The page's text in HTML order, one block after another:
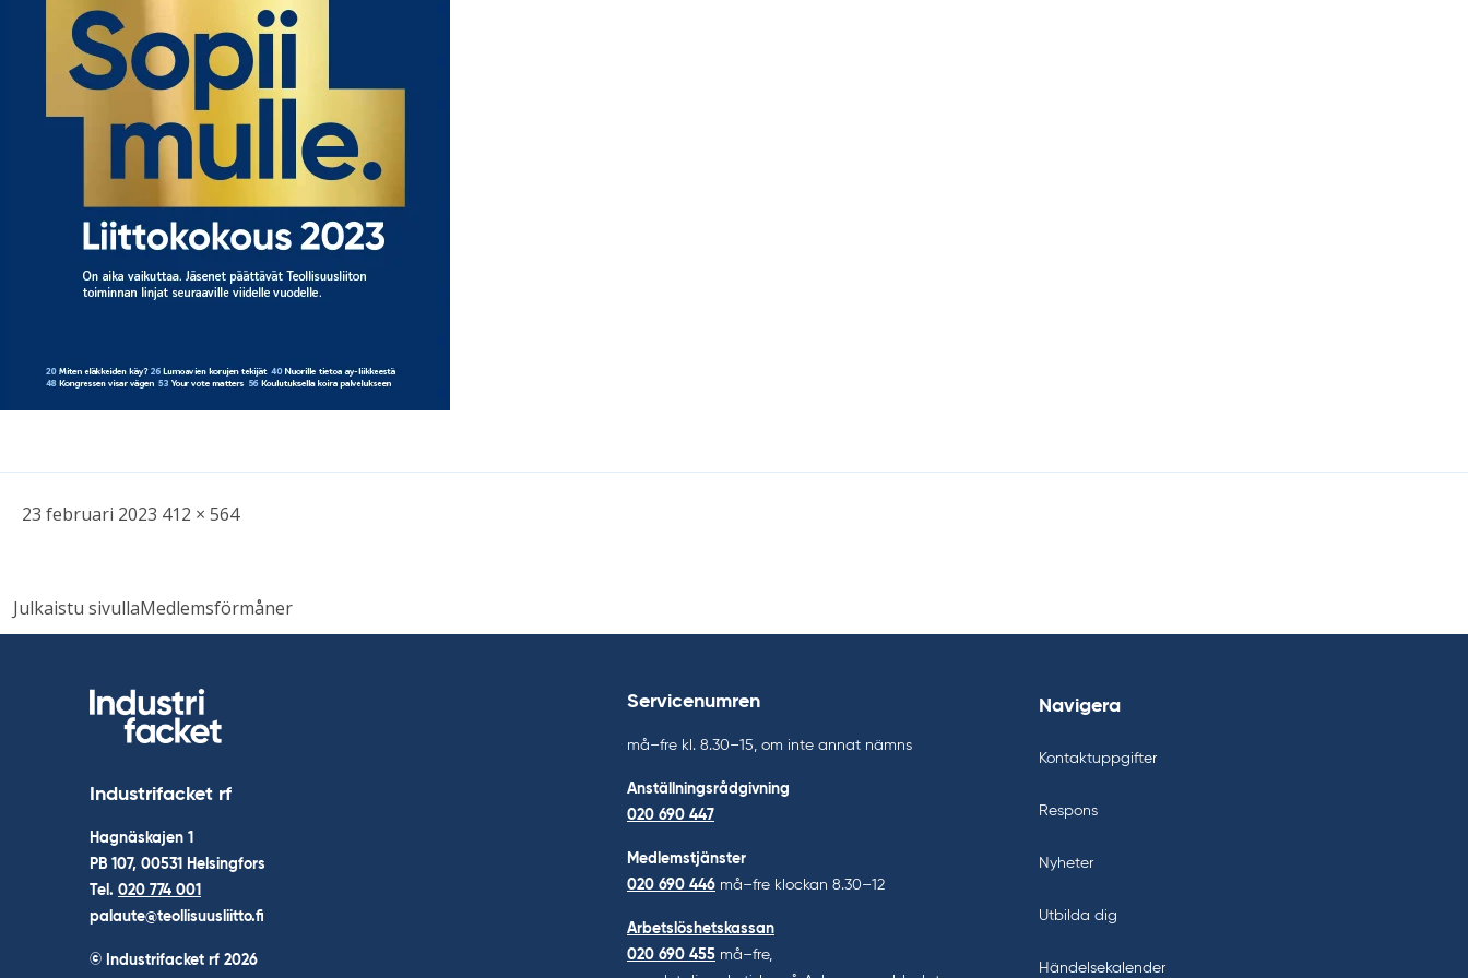
Skriven
23 februari 2023 Bild
storlek
412 × 564
Inläggsnavigering
Julkaistu sivullaMedlemsförmåner
Industrifacket rf
Hagnäskajen 1
PB 107, 00531 Helsingfors
Tel. 020 774 001
palaute@teollisuusliitto.fi
© Industrifacket rf 2026
Servicenumren
må–fre kl. 8.30–15, om inte annat nämns
Anställningsrådgivning
020 690 447
Medlemstjänster
020 690 446 må–fre klockan 8.30–12
Arbetslöshetskassan
020 690 455 må–fre,
Navigera
Kontaktuppgifter
Respons
Nyheter
Utbilda dig
Händelsekalender